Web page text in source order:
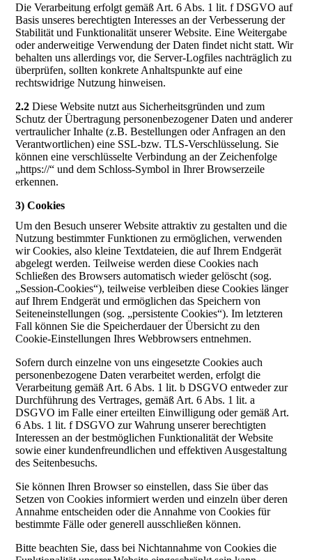
Die Verarbeitung erfolgt gemäß Art. 6 Abs. 1 lit. f DSGVO auf
Basis unseres berechtigten Interesses an der Verbesserung der
Stabilität und Funktionalität unserer Website. Eine Weitergabe
oder anderweitige Verwendung der Daten findet nicht statt. Wir
behalten uns allerdings vor, die Server-Logfiles nachträglich zu
überprüfen, sollten konkrete Anhaltspunkte auf eine
rechtswidrige Nutzung hinweisen.
2.2 Diese Website nutzt aus Sicherheitsgründen und zum
Schutz der Übertragung personenbezogener Daten und anderer
vertraulicher Inhalte (z.B. Bestellungen oder Anfragen an den
Verantwortlichen) eine SSL-bzw. TLS-Verschlüsselung. Sie
können eine verschlüsselte Verbindung an der Zeichenfolge
„https://“ und dem Schloss-Symbol in Ihrer Browserzeile
erkennen.
3) Cookies
Um den Besuch unserer Website attraktiv zu gestalten und die
Nutzung bestimmter Funktionen zu ermöglichen, verwenden
wir Cookies, also kleine Textdateien, die auf Ihrem Endgerät
abgelegt werden. Teilweise werden diese Cookies nach
Schließen des Browsers automatisch wieder gelöscht (sog.
„Session-Cookies“), teilweise verbleiben diese Cookies länger
auf Ihrem Endgerät und ermöglichen das Speichern von
Seiteneinstellungen (sog. „persistente Cookies“). Im letzteren
Fall können Sie die Speicherdauer der Übersicht zu den
Cookie-Einstellungen Ihres Webbrowsers entnehmen.
Sofern durch einzelne von uns eingesetzte Cookies auch
personenbezogene Daten verarbeitet werden, erfolgt die
Verarbeitung gemäß Art. 6 Abs. 1 lit. b DSGVO entweder zur
Durchführung des Vertrages, gemäß Art. 6 Abs. 1 lit. a
DSGVO im Falle einer erteilten Einwilligung oder gemäß Art.
6 Abs. 1 lit. f DSGVO zur Wahrung unserer berechtigten
Interessen an der bestmöglichen Funktionalität der Website
sowie einer kundenfreundlichen und effektiven Ausgestaltung
des Seitenbesuchs.
Sie können Ihren Browser so einstellen, dass Sie über das
Setzen von Cookies informiert werden und einzeln über deren
Annahme entscheiden oder die Annahme von Cookies für
bestimmte Fälle oder generell ausschließen können.
Bitte beachten Sie, dass bei Nichtannahme von Cookies die